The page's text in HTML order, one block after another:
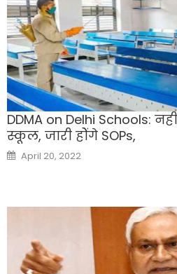
DDMA on Delhi Schools:
स्कूल, जारी होेंगे SOPs,
Posted
on
April 20, 2022